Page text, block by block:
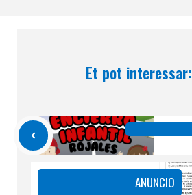
Et pot interessar:
ANUNCIO